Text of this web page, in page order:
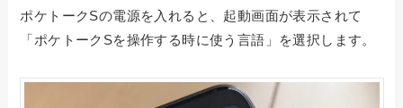
ポケトークSの電源を入れると、起動画面が表示されて
「ポケトークSを操作する時に使う言語」を選択します。